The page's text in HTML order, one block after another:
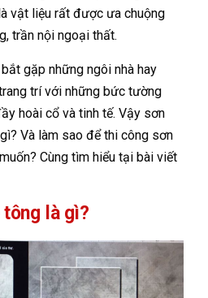
vật liệu rất được ưa chuộng
trần nội ngoại thất.
gặp những ngôi nhà hay
trí với những bức tường
hoài cổ và tinh tế. Vậy sơn
Và làm sao để thi công sơn
Cùng tìm hiểu tại bài viết
là gì?